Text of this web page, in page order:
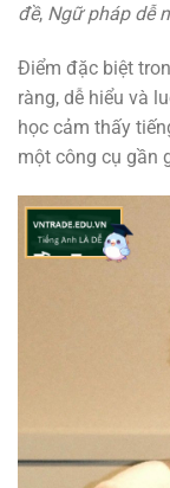
đề, Ngữ pháp dễ
Điểm đặc biệt
ràng, dễ hiểu và
học cảm thấy
một công cụ gần